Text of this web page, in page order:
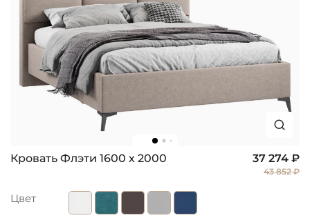
Кровать Флэти 1600 х 2000 37 274 ₽
43 852 ₽
Цвет